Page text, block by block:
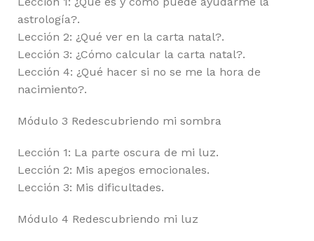
astrología?.
Lección 2: ¿Qué ver en la carta natal?.
Lección 3: ¿Cómo calcular la carta natal?.
Lección 4: ¿Qué hacer si no se me la hora de
nacimiento?.
Módulo 3 Redescubriendo mi sombra
Lección 1: La parte oscura de mi luz.
Lección 2: Mis apegos emocionales.
Lección 3: Mis dificultades.
Módulo 4 Redescubriendo mi luz